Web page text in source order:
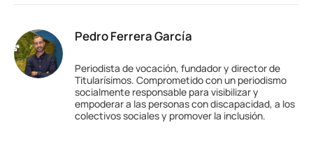
Pedro Ferrera García
Periodista de vocación, fundador y director de
Titularísimos. Comprometido con un periodismo
socialmente responsable para visibilizar y
empoderar a las personas con discapacidad, a los
colectivos sociales y promover la inclusión.